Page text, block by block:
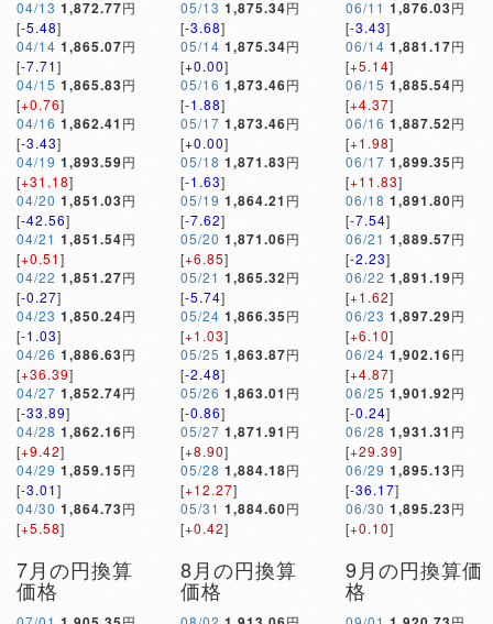
04/13 1,872.77円
[-5.48]
04/14 1,865.07円
[-7.71]
04/15 1,865.83円
[+0.76]
04/16 1,862.41 円
[-3.43]
04/19 1,893.59円
[+31.18]
04/20 1,851.03円
[-42.56]
04/21 1,851.54円
[+0.51]
04/22 1,851.27円
[-0.27]
04/23 1,850.24円
[-1.03]
04/26 1,886.63円
[+36.39]
04/27 1,852.74円
[-33.89]
04/28 1,862.16円
[+9.42]
04/29 1,859.15円
[-3.01]
04/30 1,864.73円
[+5.58]
05/13 1,875.34円
[-3.68]
05/14 1,875.34円
[+0.00]
05/16 1,873.46円
[-1.88]
05/17 1,873.46円
[+0.00]
05/18 1,871.83円
[-1.63]
05/19 1,864.21 円
[-7.62]
05/20 1,871.06円
[+6.85]
05/21 1,865.32円
[-5.74]
05/24 1,866.35円
[+1.03]
05/25 1,863.87円
[-2.48]
05/26 1,863.01 円
[-0.86]
05/27 1,871.91 円
[+8.90]
05/28 1,884.18円
[+12.27]
05/31 1,884.60円
[+0.42]
06/11 1,876.03円
[-3.43]
06/14 1,881.17円
[+5.14]
06/15 1,885.54円
[+4.37]
06/16 1,887.52円
[+1.98]
06/17 1,899.35円
[+11.83]
06/18 1,891.80円
[-7.54]
06/21 1,889.57円
[-2.23]
06/22 1,891.19円
[+1.62]
06/23 1,897.29円
[+6.10]
06/24 1,902.16円
[+4.87]
06/25 1,901.92円
[-0.24]
06/28 1,931.31 円
[+29.39]
06/29 1,895.13円
[-36.17]
06/30 1,895.23円
[+0.10]
7月の円換算
価格
8月の円換算
価格
9月の円換算価
格